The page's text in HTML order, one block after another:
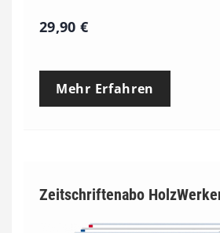
29,90€
Mehr Erfahren
Zeitschriftenabo